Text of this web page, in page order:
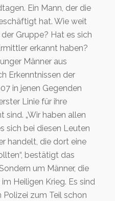
Ein Mann, der die
hat. Wie weit
Gruppe? Hat es sich
erkannt haben?
Männer aus
Erkenntnissen der
in jenen Gegenden
Linie für ihre
sind. „Wir haben allen
sich bei diesen Leuten
handelt, die dort eine
bestätigt das
um Männer, die
Heiligen Krieg. Es sind
Polizei zum Teil schon